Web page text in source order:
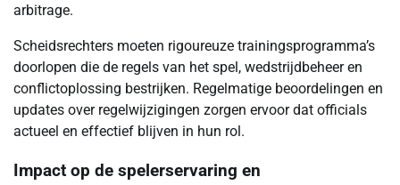
arbitrage.
Scheidsrechters moeten rigoureuze trainingsprogramma’s
doorlopen die de regels van het spel, wedstrijdbeheer en
conflictoplossing bestrijken. Regelmatige beoordelingen en
updates over regelwijzigingen zorgen ervoor dat officials
actueel en effectief blijven in hun rol.
Impact op de spelerservaring en